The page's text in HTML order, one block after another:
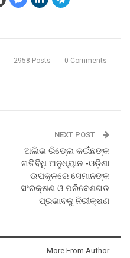
2958 Posts 0 Comments
NEXT POST
ଅଲିଭ ରିଡ୍‍ଲେ କଇଁଛଙ୍କ
ଗତିବିଧି ଅନୁଧ୍ୟାନ -ଓଡ଼ିଶା
ଉପକୂଳରେ ସେମାନଙ୍କ
ସଂରକ୍ଷଣ ଓ ପରିବେଶଗତ
ପ୍ରଭାବକୁ ନିରୀକ୍ଷଣ
More From Author